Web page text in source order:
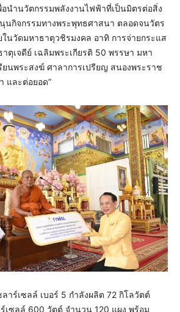
อนำนวัตกรรมพลังงานไฟฟ้าที่เป็นมิตรต่อสิ่ง
นกิจกรรมทางพระพุทธศาสนา ตลอดจนวัตร
นวัดมหาธาตุวชิรมงคล อาทิ การจ่ายกระแส
ตุเจดีย์ เฉลิมพระเกียรติ 50 พรรษา มหา
ยนพระสงฆ์ ศาลาการเปรียญ สนองพระราช
และต่อยอด”
าร์เซลล์ เบอร์ 5 กำลังผลิต 72 กิโลวัตต์
เซลล์ 600 วัตต์ จำนวน 120 แผง พร้อม